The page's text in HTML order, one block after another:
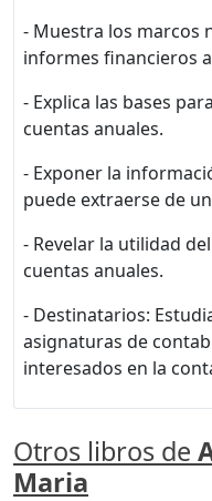
- Muestra los marcos
informes financieros
- Explica las bases
cuentas anuales.
- Exponer la
puede extraerse de
- Revelar la utilidad
cuentas anuales.
- Destinatarios:
asignaturas de
interesados en la
Otros libros de
Maria